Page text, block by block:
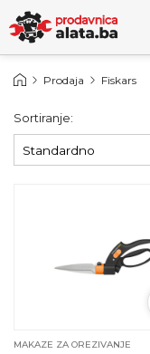
Prodaja Fiskars
Sortiranje:
MAKAZE ZA OREZIVANJE